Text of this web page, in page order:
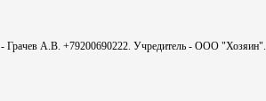
- Грачев А.В. +79200690222. Учредитель - ООО "Хозяин".